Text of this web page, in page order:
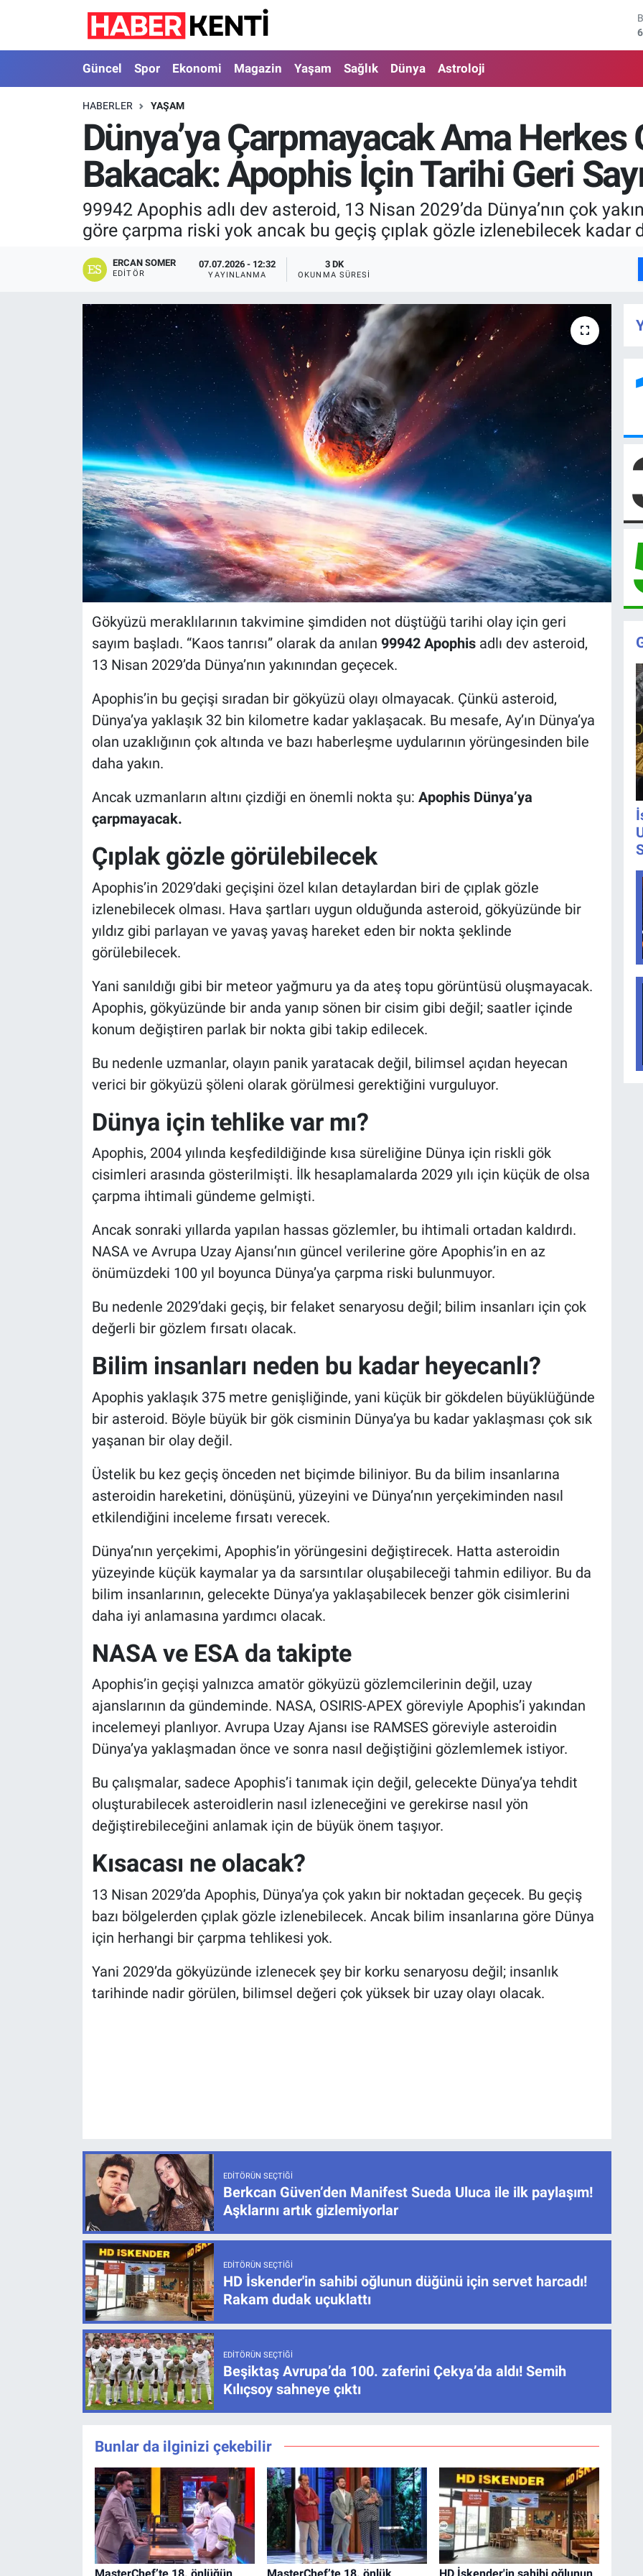
Güncel Spor Ekonomi Magazin Yaşam Sağlık Dünya Astroloji
HABERLER YAŞAM
Dünya’ya Çarpmayacak Ama Herkes
Bakacak: Apophis İçin Tarihi Geri
99942 Apophis adlı dev asteroid, 13 Nisan 2029’da Dünya’nın çok
göre çarpma riski yok ancak bu geçiş çıplak gözle izlenebilecek kadar
ERCAN SOMER
EDITÖR
07.07.2026 - 12:32
YAYINLANMA
3 DK
OKUNMA SÜRESI
Gökyüzü meraklılarının takvimine şimdiden not düştüğü tarihi olay için geri
sayım başladı. “Kaos tanrısı” olarak da anılan 99942 Apophisadlı dev asteroid,
13 Nisan 2029’da Dünya’nın yakınından geçecek.
Apophis’in bu geçişi sıradan bir gökyüzü olayı olmayacak. Çünkü asteroid,
Dünya’ya yaklaşık 32 bin kilometre kadar yaklaşacak. Bu mesafe, Ay’ın Dünya’ya
olan uzaklığının çok altında ve bazı haberleşme uydularının yörüngesinden bile
daha yakın.
Ancak uzmanların altını çizdiği en önemli nokta şu: Apophis Dünya’ya
çarpmayacak.
Çıplak gözle görülebilecek
Apophis’in 2029’daki geçişini özel kılan detaylardan biri de çıplak gözle
izlenebilecek olması. Hava şartları uygun olduğunda asteroid, gökyüzünde bir
yıldız gibi parlayan ve yavaş yavaş hareket eden bir nokta şeklinde
görülebilecek.
Yani sanıldığı gibi bir meteor yağmuru ya da ateş topu görüntüsü oluşmayacak.
Apophis, gökyüzünde bir anda yanıp sönen bir cisim gibi değil; saatler içinde
konum değiştiren parlak bir nokta gibi takip edilecek.
Bu nedenle uzmanlar, olayın panik yaratacak değil, bilimsel açıdan heyecan
verici bir gökyüzü şöleni olarak görülmesi gerektiğini vurguluyor.
Dünya için tehlike var mı?
Apophis, 2004 yılında keşfedildiğinde kısa süreliğine Dünya için riskli gök
cisimleri arasında gösterilmişti. İlk hesaplamalarda 2029 yılı için küçük de olsa
çarpma ihtimali gündeme gelmişti.
Ancak sonraki yıllarda yapılan hassas gözlemler, bu ihtimali ortadan kaldırdı.
NASA ve Avrupa Uzay Ajansı’nın güncel verilerine göre Apophis’in en az
önümüzdeki 100 yıl boyunca Dünya’ya çarpma riski bulunmuyor.
Bu nedenle 2029’daki geçiş, bir felaket senaryosu değil; bilim insanları için çok
değerli bir gözlem fırsatı olacak.
Bilim insanları neden bu kadar heyecanlı?
Apophis yaklaşık 375 metre genişliğinde, yani küçük bir gökdelen büyüklüğünde
bir asteroid. Böyle büyük bir gök cisminin Dünya’ya bu kadar yaklaşması çok sık
yaşanan bir olay değil.
Üstelik bu kez geçiş önceden net biçimde biliniyor. Bu da bilim insanlarına
asteroidin hareketini, dönüşünü, yüzeyini ve Dünya’nın yerçekiminden nasıl
etkilendiğini inceleme fırsatı verecek.
Dünya’nın yerçekimi, Apophis’in yörüngesini değiştirecek. Hatta asteroidin
yüzeyinde küçük kaymalar ya da sarsıntılar oluşabileceği tahmin ediliyor. Bu da
bilim insanlarının, gelecekte Dünya’ya yaklaşabilecek benzer gök cisimlerini
daha iyi anlamasına yardımcı olacak.
NASA ve ESA da takipte
Apophis’in geçişi yalnızca amatör gökyüzü gözlemcilerinin değil, uzay
ajanslarının da gündeminde. NASA, OSIRIS-APEX göreviyle Apophis’i yakından
incelemeyi planlıyor. Avrupa Uzay Ajansı ise RAMSES göreviyle asteroidin
Dünya’ya yaklaşmadan önce ve sonra nasıl değiştiğini gözlemlemek istiyor.
Bu çalışmalar, sadece Apophis’i tanımak için değil, gelecekte Dünya’ya tehdit
oluşturabilecek asteroidlerin nasıl izleneceğini ve gerekirse nasıl yön
değiştirebileceğini anlamak için de büyük önem taşıyor.
Kısacası ne olacak?
13 Nisan 2029’da Apophis, Dünya’ya çok yakın bir noktadan geçecek. Bu geçiş
bazı bölgelerden çıplak gözle izlenebilecek. Ancak bilim insanlarına göre Dünya
için herhangi bir çarpma tehlikesi yok.
Yani 2029’da gökyüzünde izlenecek şey bir korku senaryosu değil; insanlık
tarihinde nadir görülen, bilimsel değeri çok yüksek bir uzay olayı olacak.
EDITÖRÜN SEÇTIĞI
Berkcan Güven’den Manifest Sueda Uluca ile ilk paylaşım!
Aşklarını artık gizlemiyorlar
EDITÖRÜN SEÇTIĞI
HD İskender'in sahibi oğlunun düğünü için servet harcadı!
Rakam dudak uçuklattı
EDITÖRÜN SEÇTIĞI
Beşiktaş Avrupa’da 100. zaferini Çekya’da aldı! Semih
Kılıçsoy sahneye çıktı
Bunlar da ilginizi çekebilir
Güncel
Spor
Ekonomi
Magazin
Nöbetçi Eczaneler
Hava Durumu
İstanbul Namaz Vakitleri
Trafik Durumu
Süper Lig Puan Durumu ve Fikstür
Tüm Manşetler
Son Dakika Haberleri
Haber Arşivi